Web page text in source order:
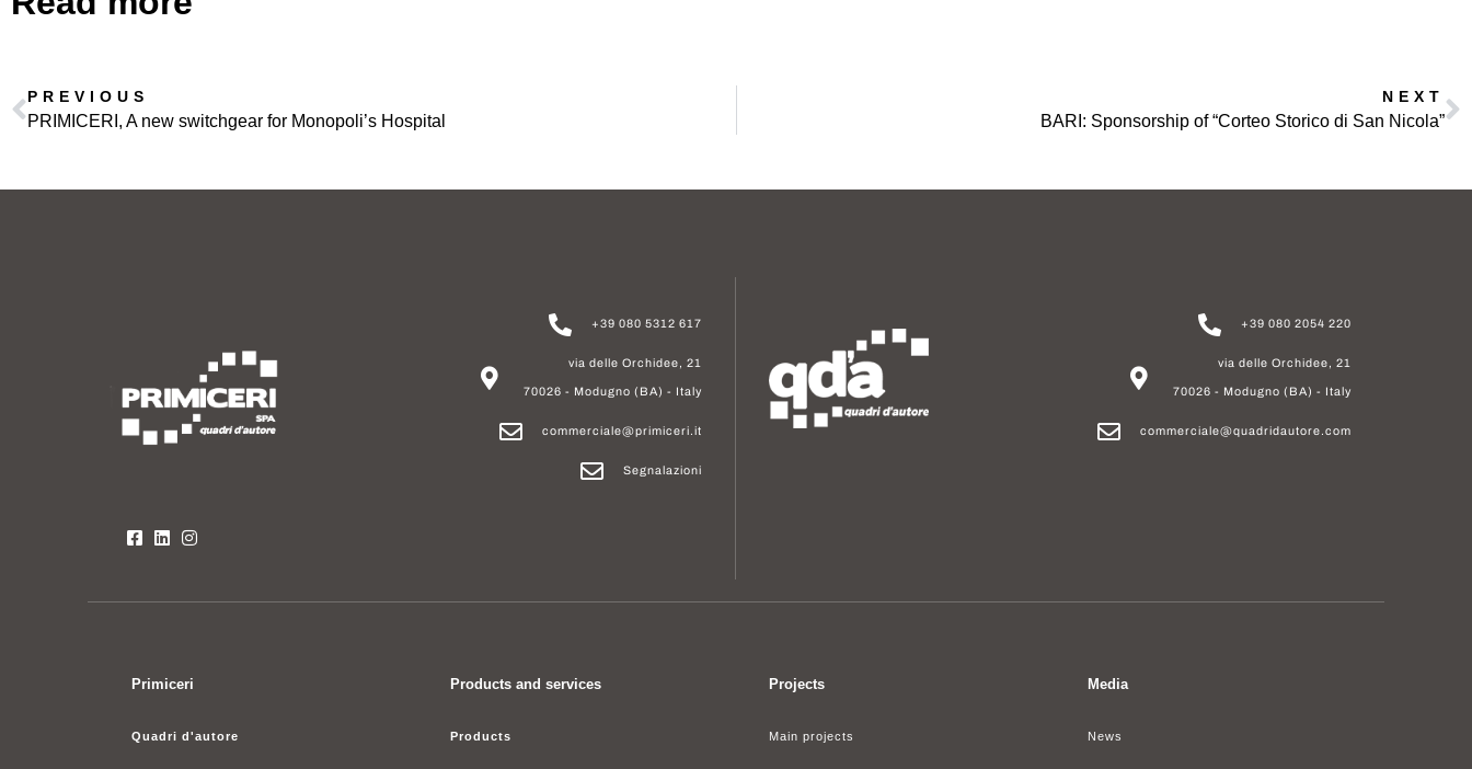
PREVIOUS
PRIMICERI, A new switchgear for Monopoli’s Hospital
NEXT
BARI: Sponsorship of “Corteo Storico di San Nicola”
+39 080 5312 617
via delle Orchidee, 21
70026 - Modugno (BA) - Italy
commerciale@primiceri.it
Segnalazioni
+39 080 2054 220
via delle Orchidee, 21
70026 - Modugno (BA) - Italy
commerciale@quadridautore.com
Primiceri
Quadri d'autore
Products and services
Products
Projects
Main projects
Media
News